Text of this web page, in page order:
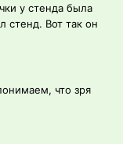
у стенда была
Вот так он
что зря